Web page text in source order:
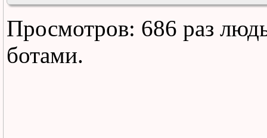
Анечка-а пpосила
Анечка-а...
Просмотров: 686 раз
ботами.